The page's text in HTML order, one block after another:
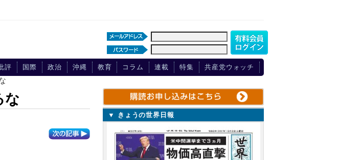
評 国際 政治 沖縄 教育 コラム 連載 特集 共産党ウォッチ
な
▼ きょうの世界日報